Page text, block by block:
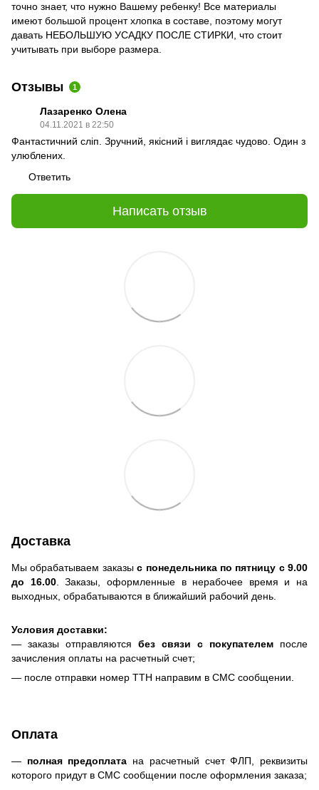
точно знает, что нужно Вашему ребенку! Все материалы
имеют большой процент хлопка в составе, поэтому могут
давать НЕБОЛЬШУЮ УСАДКУ ПОСЛЕ СТИРКИ, что стоит
учитывать при выборе размера.
Отзывы 1
Лазаренко Олена
04.11.2021 в 22:50
Фантастичний сліп. Зручний, якісний і виглядає чудово. Один з
улюблених.
Ответить
Написать отзыв
Доставка
Мы обрабатываем заказыс понедельника по пятницу с 9.00
до 16.00. Заказы, оформленные в нерабочее время и на
выходных, обрабатываются в ближайший рабочий день.
Условия доставки:
— заказы отправляются без связи с покупателем после
зачисления оплаты на расчетный счет;
— после отправки номер ТТН направим в СМС сообщении.
Оплата
— полная предоплата на расчетный счет ФЛП, реквизиты
которого придут в СМС сообщении после оформления заказа;